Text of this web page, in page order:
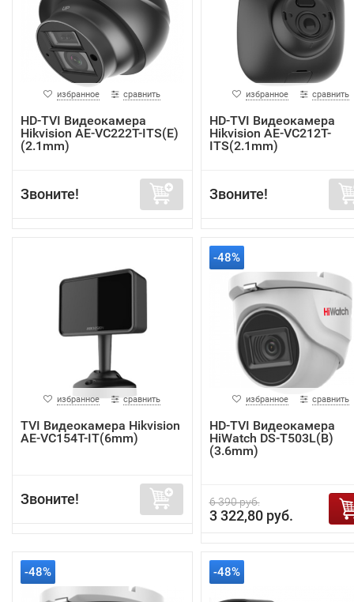
избранное сравнить
HD-TVI Видеокамера
Hikvision AE-VC222T-ITS(E)
(2.1mm)
Звоните!
избранное сравнить
HD-TVI Видеокамера
Hikvision AE-VC212T-
ITS(2.1mm)
Звоните!
избранное сравнить
TVI Видеокамера Hikvision
AE-VC154T-IT(6mm)
Звоните!
-48%
избранное сравнить
HD-TVI Видеокамера
HiWatch DS-T503L(B)
(3.6mm)
6 390 руб.
3 322,80 руб.
-48% -48%